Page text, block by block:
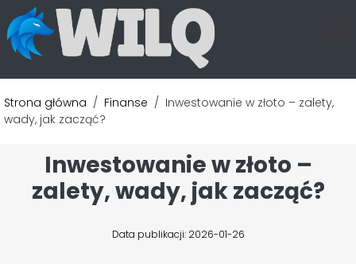
Strona główna / Finanse / Inwestowanie w złoto – zalety,
wady, jak zacząć?
Inwestowanie w złoto –
zalety, wady, jak zacząć?
Data publikacji: 2026-01-26